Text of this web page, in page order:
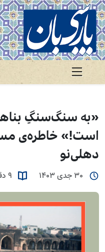
«به سنگ‌سنگِ
است!» خاطره‌ی
دهلی‌نو
30 جدی 1403 9 دقیقه